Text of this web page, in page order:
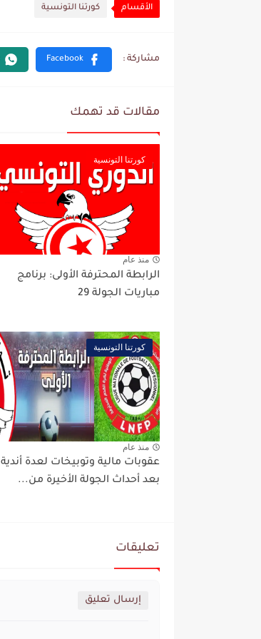
الأقسام كورتنا التونسية
مقالات قد تهمك
كورتنا التونسية
منذ عام
الرابطة المحترفة الأولى: برنامج
مباريات الجولة 29
كورتنا التونسية
منذ عام
عقوبات مالية وتوبيخات لعدة أندية
بعد أحداث الجولة الأخيرة من...
تعليقات
إرسال تعليق